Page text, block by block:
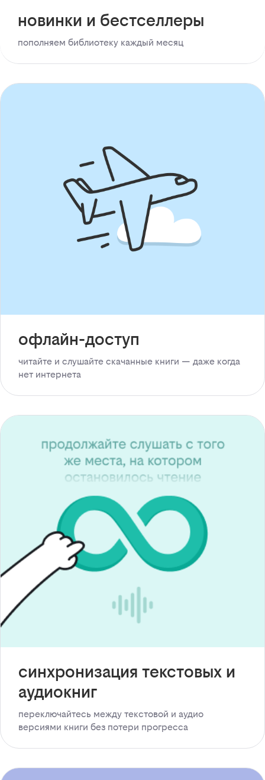
новинки и бестселлеры
пополняем библиотеку каждый месяц
офлайн-доступ
читайте и слушайте скачанные книги — даже когда
нет интернета
синхронизация текстовых и
аудиокниг
переключайтесь между текстовой и аудио
версиями книги без потери прогресса